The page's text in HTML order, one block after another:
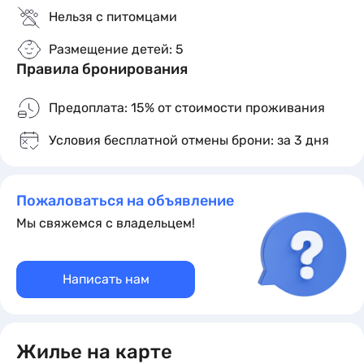
кровати с балконом
1 комната 2 места 1 доп. место
Кровати: 2 односпальные кровати и 1 кресло-
Подробное описание
балконом
Нельзя с питомцами
Размещение детей: 5
Правила бронирования
Предоплата: 15% от стоимости проживания
Условия бесплатной отмены брони: за 3 дня
Пожаловаться на объявление
Мы свяжемся с владельцем!
Написать нам
Жилье на карте